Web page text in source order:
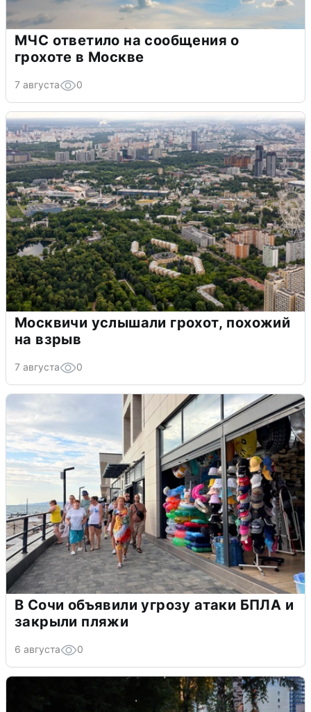
МЧС ответило на сообщения о
грохоте в Москве
7 августа 0
Москвичи услышали грохот, похожий
на взрыв
7 августа 0
В Сочи объявили угрозу атаки БПЛА и
закрыли пляжи
6 августа 0